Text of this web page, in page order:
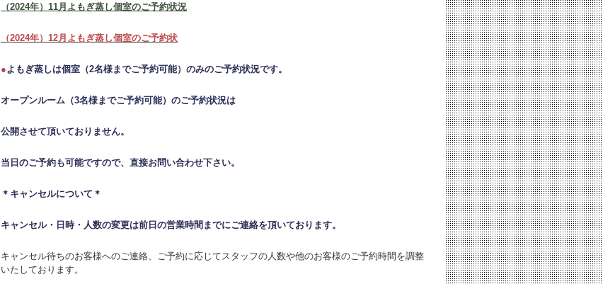
（2024年）11月よもぎ蒸し個室のご予約状況
（2024年）12月よもぎ蒸し個室のご予約状
●よもぎ蒸しは個室（2名様までご予約可能）のみのご予約状況です。
オープンルーム（3名様までご予約可能）のご予約状況は
公開させて頂いておりません。
当日のご予約も可能ですので、直接お問い合わせ下さい。
＊キャンセルについて＊
キャンセル・日時・人数の変更は前日の営業時間までにご連絡を頂いております。
キャンセル待ちのお客様へのご連絡、ご予約に応じてスタッフの人数や他のお客様のご予約時間を調整
いたしております。